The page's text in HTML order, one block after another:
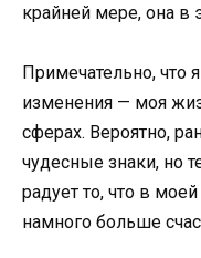
крайней мере, она в
Примечательно, что
изменения — моя
сферах. Вероятно,
чудесные знаки, но
радует то, что в
намного больше